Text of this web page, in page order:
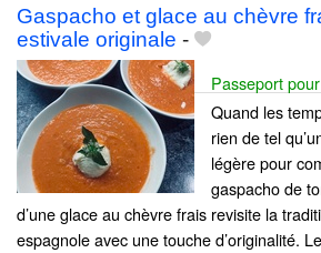
Gaspacho et glace au chèvre
estivale originale -
Passeport
Quand les
rien de tel
légère pour
gaspacho de
d’une glace au chèvre frais revisite la
espagnole avec une touche d’originalité.